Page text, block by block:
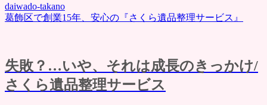
daiwado-takano
葛飾区で創業15年、安心の『さくら遺品整理サービス』
失敗？…いや、それは成長のきっかけ/
さくら遺品整理サービス